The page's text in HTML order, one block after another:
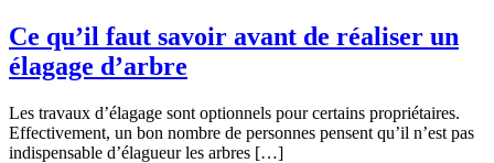
Ce qu’il faut savoir avant de réaliser un
élagage d’arbre
Les travaux d’élagage sont optionnels pour certains propriétaires.
Effectivement, un bon nombre de personnes pensent qu’il n’est pas
indispensable d’élagueur les arbres […]